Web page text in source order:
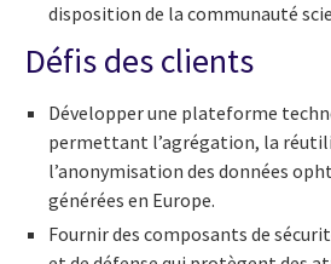
disposition de la communauté
Défis des clients
Développer une plateforme
permettant l’agrégation, la
l’anonymisation des données
générées en Europe.
Fournir des composants de